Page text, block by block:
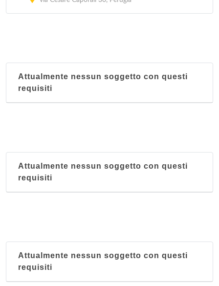
Attualmente nessun soggetto con questi
requisiti
Attualmente nessun soggetto con questi
requisiti
Attualmente nessun soggetto con questi
requisiti